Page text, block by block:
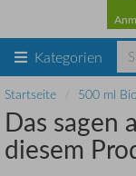
Kategorien
Startseite 500 ml
Das sagen
diesem